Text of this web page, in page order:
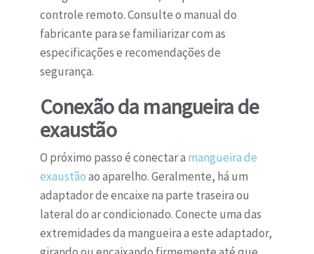
controle remoto. Consulte o manual do
fabricante para se familiarizar com as
especificações e recomendações de
segurança.
Conexão da mangueira de
exaustão
O próximo passo é conectar a mangueira de
exaustãoao aparelho. Geralmente, há um
adaptador de encaixe na parte traseira ou
lateral do ar condicionado. Conecte uma das
extremidades da mangueira a este adaptador,